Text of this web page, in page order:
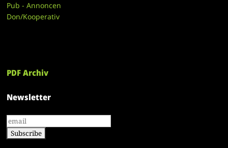
Pub - Annoncen
Don/Kooperativ
PDF Archiv
Newsletter